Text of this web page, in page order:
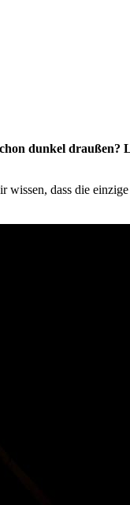
dunkel draußen?
wissen, dass die